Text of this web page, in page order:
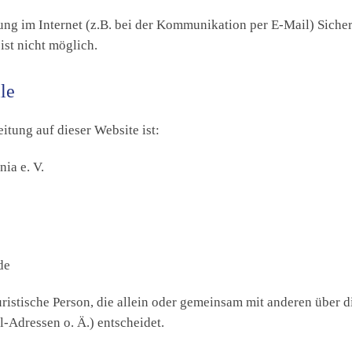
im Internet (z.B. bei der Kommunikation per E-Mail)
nicht möglich.
auf dieser Website ist:
e. V.
Person, die allein oder gemeinsam mit anderen über
Adressen o. Ä.) entscheidet.